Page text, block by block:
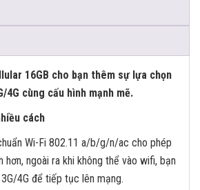
16GB cho bạn thêm sự lựa chọn
4G cùng cấu hình mạnh mẽ.
cách
Wi-Fi 802.11 a/b/g/n/ac cho phép
hơn, ngoài ra khi không thể vào wifi, bạn
4G để tiếp tục lên mạng.